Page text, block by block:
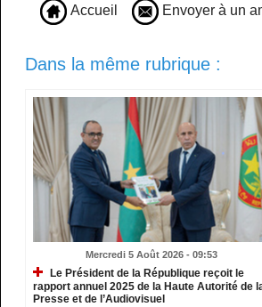
Accueil Envoyer à un
Dans la même rubrique :
Mercredi 5 Août 2026 - 09:53
Le Président de la République reçoit le
rapport annuel 2025 de la Haute Autorité de
Presse et de l’Audiovisuel